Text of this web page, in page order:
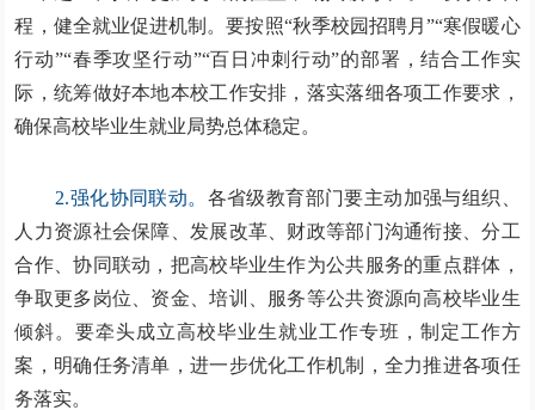
程，健全就业促进机制。要按照“秋季校园招聘月”“寒假暖心
行动”“春季攻坚行动”“百日冲刺行动”的部署，结合工作实
际，统筹做好本地本校工作安排，落实落细各项工作要求，
确保高校毕业生就业局势总体稳定。
2.强化协同联动。 各省级教育部门要主动加强与组织、
人力资源社会保障、发展改革、财政等部门沟通衔接、分工
合作、协同联动，把高校毕业生作为公共服务的重点群体，
争取更多岗位、资金、培训、服务等公共资源向高校毕业生
倾斜。要牵头成立高校毕业生就业工作专班，制定工作方
案，明确任务清单，进一步优化工作机制，全力推进各项任
务落实。